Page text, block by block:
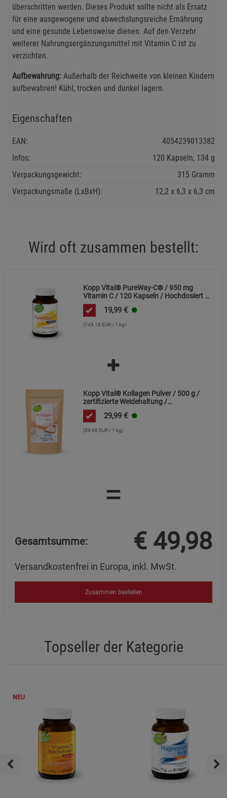
überschritten werden. Dieses Produkt sollte nicht als Ersatz
für eine ausgewogene und abwechslungsreiche Ernährung
und eine gesunde Lebensweise dienen. Auf den Verzehr
weiterer Nahrungsergänzungsmittel mit Vitamin C ist zu
verzichten.
Aufbewahrung: Außerhalb der Reichweite von kleinen Kindern
aufbewahren! Kühl, trocken und dunkel lagern.
Eigenschaften
EAN:
4054239013382
Infos:
120 Kapseln, 134 g
Verpackungsgewicht:
315 Gramm
Verpackungsmaße (LxBxH):
12,2 6,3 6,3 cm
Wird oft zusammen bestellt:
Kopp Vital® PureWay-C® / 950 mg
Vitamin C / 120 Kapseln / Hochdosiert /
Schnelle Resorption / Vegan
19,99 €
(149,18 EUR / 1 kg)
Kopp Vital® Kollagen Pulver / 500 g /
zertifizierte Weidehaltung /
Kollagenhydrolysat / Kollagenpeptid /
91% Eiweiß
29,99 €
(59,98 EUR / 1 kg)
=
Gesamtsumme: € 49,98
Versandkostenfrei in Europa, inkl. MwSt.
Zusammen bestellen
Topseller der Kategorie
NEU
Funktionale Cookies (1) Funktionale
Beschreibung Funktionale Cookies
Statistik Cookies (2)
Cookie-Informationen
Marketing Cookies
Beschreibung Marketing Cookies
Cookie-Informationen